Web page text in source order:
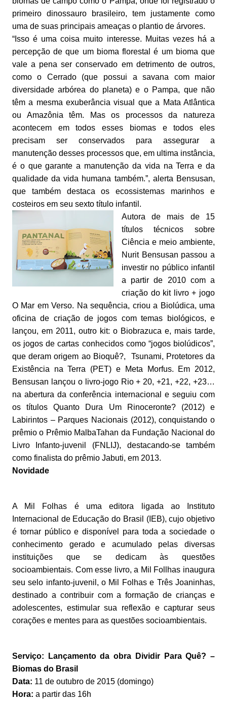
primeiro dinossauro brasileiro, tem justamente como
uma de suas principais ameaças o plantio de árvores.
“Isso é uma coisa muito interesse. Muitas vezes há a
percepção de que um bioma florestal é um bioma que
vale a pena ser conservado em detrimento de outros,
como o Cerrado (que possui a savana com maior
diversidade arbórea do planeta) e o Pampa, que não
têm a mesma exuberância visual que a Mata Atlântica
ou Amazônia têm. Mas os processos da natureza
acontecem em todos esses biomas e todos eles
precisam ser conservados para assegurar a
manutenção desses processos que, em ultima instância,
é o que garante a manutenção da vida na Terra e da
qualidade da vida humana também.”, alerta Bensusan,
que também destaca os ecossistemas marinhos e
costeiros em seu sexto título infantil.
Autora de mais de 15
títulos técnicos sobre
Ciência e meio ambiente,
Nurit Bensusan passou a
investir no público infantil
a partir de 2010 com a
criação do kit livro + jogo
O Mar em Verso. Na sequência, criou a Biolúdica, uma
oficina de criação de jogos com temas biológicos, e
lançou, em 2011, outro kit: o Biobrazuca e, mais tarde,
os jogos de cartas conhecidos como “jogos biolúdicos”,
que deram origem ao Bioquê?, Tsunami, Protetores da
Existência na Terra (PET) e Meta Morfus. Em 2012,
Bensusan lançou o livro-jogo Rio + 20, +21, +22, +23…
na abertura da conferência internacional e seguiu com
os títulos Quanto Dura Um Rinoceronte? (2012) e
Labirintos – Parques Nacionais (2012), conquistando o
prêmio o Prêmio MalbaTahan da Fundação Nacional do
Livro Infanto-juvenil (FNLIJ), destacando-se também
como finalista do prêmio Jabuti, em 2013.
Novidade
A Mil Folhas é uma editora ligada ao Instituto
Internacional de Educação do Brasil (IEB), cujo objetivo
é tornar público e disponível para toda a sociedade o
conhecimento gerado e acumulado pelas diversas
instituições que se dedicam às questões
socioambientais. Com esse livro, a Mil Follhas inaugura
seu selo infanto-juvenil, o Mil Folhas e Três Joaninhas,
destinado a contribuir com a formação de crianças e
adolescentes, estimular sua reflexão e capturar seus
corações e mentes para as questões socioambientais.
Serviço: Lançamento da obra Dividir Para Quê? –
Biomas do Brasil
Data: 11 de outubro de 2015 (domingo)
Hora: a partir das 16h